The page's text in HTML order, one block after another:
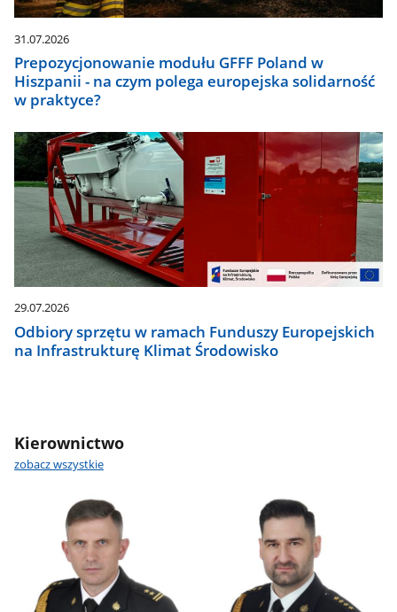
31.07.2026
Prepozycjonowanie modułu GFFF Poland w
Hiszpanii - na czym polega europejska solidarność
w praktyce?
29.07.2026
Odbiory sprzętu w ramach Funduszy Europejskich
na Infrastrukturę Klimat Środowisko
Kierownictwo
zobacz wszystkie